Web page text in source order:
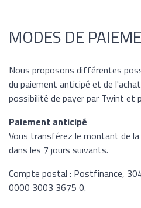
MODES DE
Nous proposons différentes
du paiement anticipé et de
possibilité de payer par Twint et
Paiement anticipé
Vous transférez le montant de
dans les 7 jours suivants.
Compte postal : Postfinance,
0000 3003 3675 0.